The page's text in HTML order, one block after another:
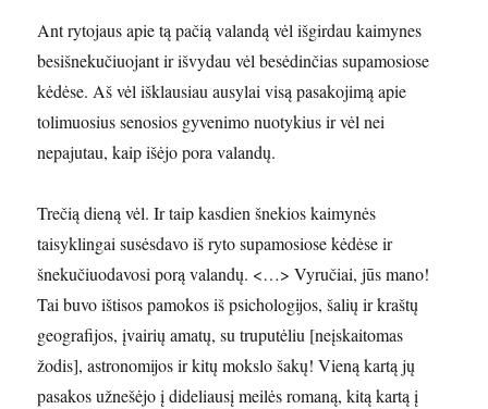
Ant rytojaus apie tą pačią valandą vėl išgirdau kaimynes
besišnekučiuojant ir išvydau vėl besėdinčias supamosiose
kėdėse. Aš vėl išklausiau ausylai visą pasakojimą apie
tolimuosius senosios gyvenimo nuotykius ir vėl nei
nepajutau, kaip išėjo pora valandų.
Trečią dieną vėl. Ir taip kasdien šnekios kaimynės
taisyklingai susėsdavo iš ryto supamosiose kėdėse ir
šnekučiuodavosi porą valandų. <…> Vyručiai, jūs mano!
Tai buvo ištisos pamokos iš psichologijos, šalių ir kraštų
geografijos, įvairių amatų, su truputėliu [neįskaitomas
žodis], astronomijos ir kitų mokslo šakų! Vieną kartą jų
pasakos užnešėjo į dideliausį meilės romaną, kitą kartą į